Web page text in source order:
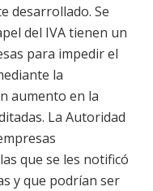
desarrollado. Se
del IVA tienen un
para impedir el
la
aumento en la
La Autoridad
que se les notificó
y que podrían ser